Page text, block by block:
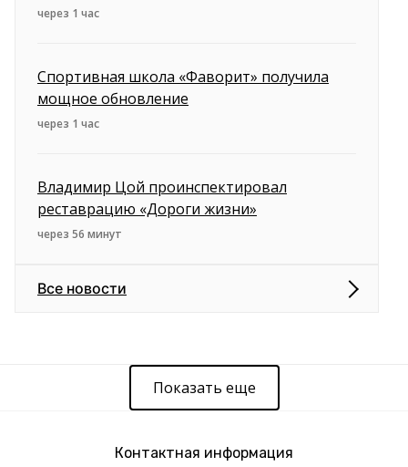
через 1 час
Спортивная школа «Фаворит» получила
мощное обновление
через 1 час
Владимир Цой проинспектировал
реставрацию «Дороги жизни»
через 56 минут
Все новости
Показать еще
Контактная информация